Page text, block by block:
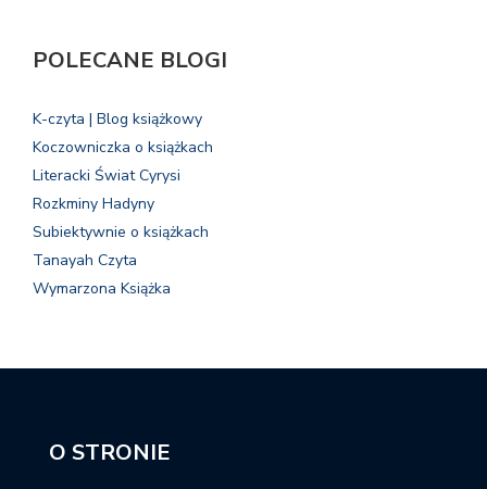
POLECANE BLOGI
K-czyta | Blog książkowy
Koczowniczka o książkach
Literacki Świat Cyrysi
Rozkminy Hadyny
Subiektywnie o książkach
Tanayah Czyta
Wymarzona Książka
O STRONIE